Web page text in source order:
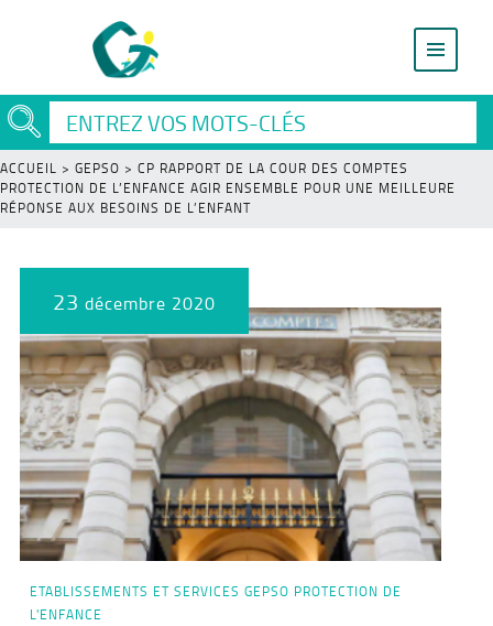
ACCUEIL > GEPSO > CP RAPPORT DE LA COUR DES COMPTES
PROTECTION DE L’ENFANCE AGIR ENSEMBLE POUR UNE MEILLEURE
RÉPONSE AUX BESOINS DE L’ENFANT
23 décembre 2020
ETABLISSEMENTS ET SERVICES GEPSO PROTECTION DE
L'ENFANCE